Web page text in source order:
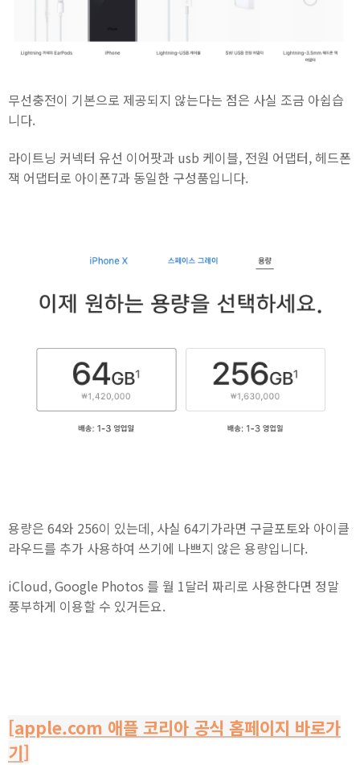
무선충전이 기본으로 제공되지 않는다는 점은 사실 조금 아쉽습
니다.
라이트닝 커넥터 유선 이어팟과 usb 케이블, 전원 어댑터, 헤드폰
잭 어댑터로 아이폰7과 동일한 구성품입니다.
용량은 64와 256이 있는데, 사실 64기가라면 구글포토와 아이클
라우드를 추가 사용하여 쓰기에 나쁘지 않은 용량입니다.
iCloud, Google Photos 를 월 1달러 짜리로 사용한다면 정말
풍부하게 이용할 수 있거든요.
[apple.com 애플 코리아 공식 홈페이지 바로가
기]